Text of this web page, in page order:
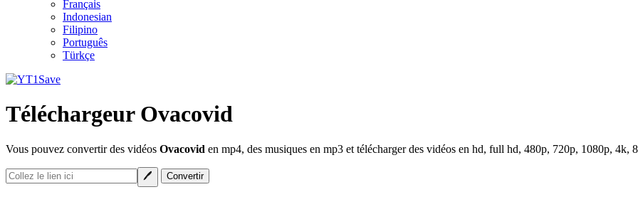
Français
Indonesian
Filipino
Português
Türkçe
Téléchargeur Ovacovid
Vous pouvez convertir des vidéos Ovacovid en mp4, des musiques en mp3 et télécharger des vidéos en hd, full hd, 480p, 720p, 1080p, 4k,